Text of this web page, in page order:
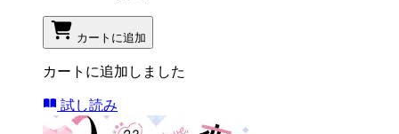
カートに追加
カートに追加しました
試し読み